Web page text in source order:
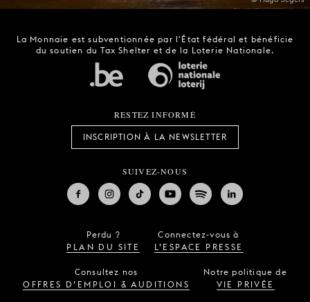
La Monnaie est subventionnée par l'État fédéral et bénéficie
du soutien du Tax Shelter et de la Loterie Nationale.
RESTEZ INFORMÉ
INSCRIPTION À LA NEWSLETTER
SUIVEZ-NOUS
Perdu ?
PLAN DU SITE
Connectez-vous à
L’ESPACE PRESSE
Consultez nos
OFFRES D’EMPLOI & AUDITIONS
Notre politique de
VIE PRIVÉE